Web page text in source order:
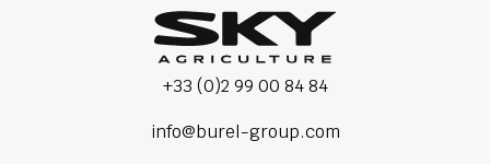
+33 (0)2 99 00 84 84
info@burel-group.com